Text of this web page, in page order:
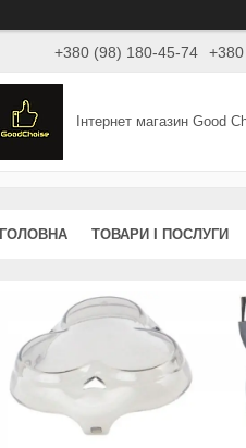
+380 (98) 180-45-74
Інтернет магазин Good
ГОЛОВНА ТОВАРИ І ПОСЛУГИ